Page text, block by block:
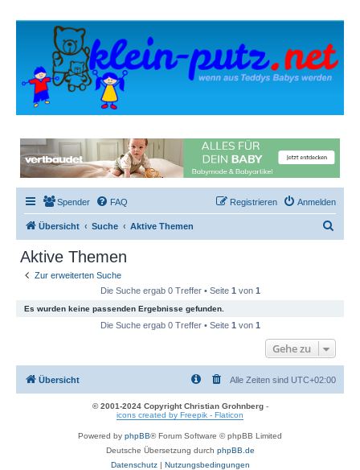
Spender FAQ Anmelden
Registrieren
Übersicht Suche Aktive Themen
Aktive Themen
Zur erweiterten Suche
Die Suche ergab 0 Treffer • Seite 1 von 1
Es wurden keine passenden Ergebnisse gefunden.
Die Suche ergab 0 Treffer • Seite 1 von 1
Gehe zu
Übersicht Alle Zeiten sind UTC+02:00
© 2001-2024 Copyright Christian Grohnberg-
icons created by Freepik - Flaticon
Powered by phpBB® Forum Software © phpBB Limited
Deutsche Übersetzung durch phpBB.de
Datenschutz| Nutzungsbedingungen